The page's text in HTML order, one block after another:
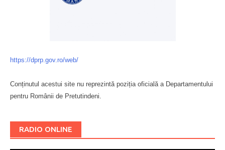
https://dprp.gov.ro/web/
Conținutul acestui site nu reprezintă poziția oficială a Departamentului
pentru Românii de Pretutindeni.
RADIO ONLINE